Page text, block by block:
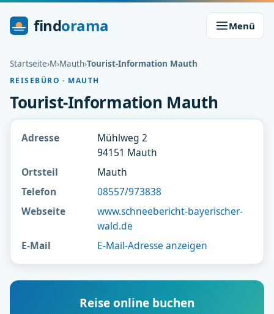
findorama Menü
Startseite›M›Mauth›Tourist-Information Mauth
REISEBÜRO · MAUTH
Tourist-Information Mauth
Adresse
Mühlweg 2
94151 Mauth
Ortsteil
Mauth
Telefon
08557/973838
Webseite
www.schneebericht-bayerischer-
wald.de
E-Mail
E-Mail-Adresse anzeigen
Reise online buchen